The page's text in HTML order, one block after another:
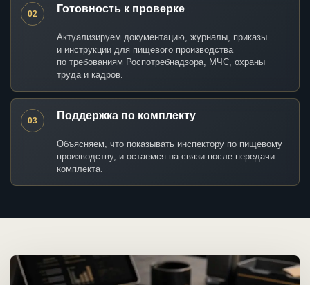
02 Готовность к проверке
Актуализируем документацию, журналы, приказы
и инструкции для пищевого производства
по требованиям Роспотребнадзора, МЧС, охраны
труда и кадров.
03 Поддержка по комплекту
Объясняем, что показывать инспектору по пищевому
производству, и остаемся на связи после передачи
комплекта.